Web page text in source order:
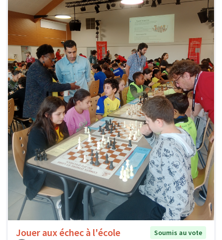
Jouer aux échec à l'école
Soumis au vote